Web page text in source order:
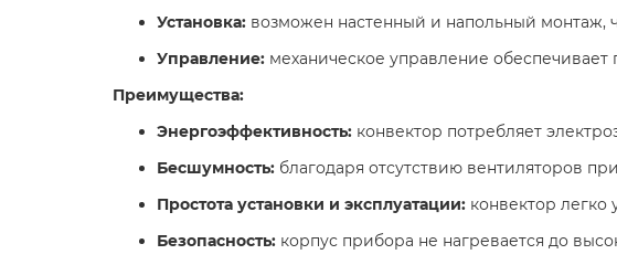
Установка: возможен настенный и напольный монтаж,
Управление: механическое управление обеспечивает
Преимущества:
Энергоэффективность: конвектор потребляет
Бесшумность: благодаря отсутствию вентиляторов
Простота установки и эксплуатации: конвектор легко
Безопасность: корпус прибора не нагревается до